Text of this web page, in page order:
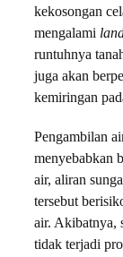
kekosongan
mengalami
runtuhnya
juga akan
kemiringan
Pengambilan
menyebabkan
air, aliran
tersebut
air. Akibatnya,
tidak terjadi